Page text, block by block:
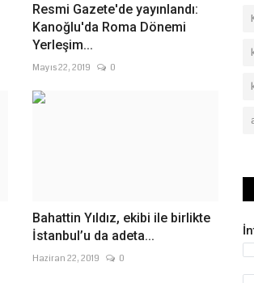
Resmi Gazete'de yayınlandı:
Kanoğlu'da Roma Dönemi
Yerleşim...
Mayıs 22, 2019 0
Bahattin Yıldız, ekibi ile birlikte
İstanbul’u da adeta...
Haziran 22, 2019 0